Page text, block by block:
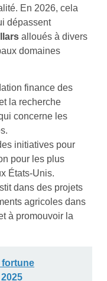
En 2026, cela
dépassent
alloués à divers
domaines
finance des
la recherche
concerne les
initiatives pour
pour les plus
États-Unis.
dans des projets
agricoles dans
à promouvoir la
fortune